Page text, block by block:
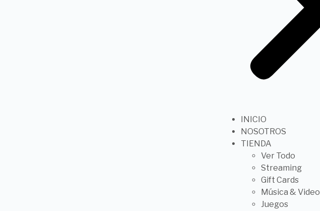
INICIO
NOSOTROS
TIENDA
Ver Todo
Streaming
Gift Cards
Música & Video
Juegos